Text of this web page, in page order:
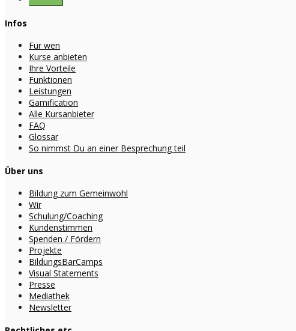
Infos
Für wen
Kurse anbieten
Ihre Vorteile
Funktionen
Leistungen
Gamification
Alle Kursanbieter
FAQ
Glossar
So nimmst Du an einer Besprechung teil
Über uns
Bildung zum Gemeinwohl
Wir
Schulung/Coaching
Kundenstimmen
Spenden / Fördern
Projekte
BildungsBarCamps
Visual Statements
Presse
Mediathek
Newsletter